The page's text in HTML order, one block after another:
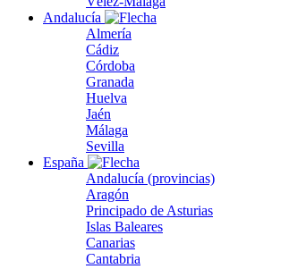
Andalucía
Almería
Cádiz
Córdoba
Granada
Huelva
Jaén
Málaga
Sevilla
España
Andalucía (provincias)
Aragón
Principado de Asturias
Islas Baleares
Canarias
Cantabria